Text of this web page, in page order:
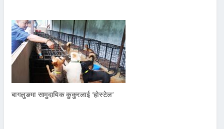
बागलुङमा सामुदायिक कुकुरलाई ‘होस्टेल’